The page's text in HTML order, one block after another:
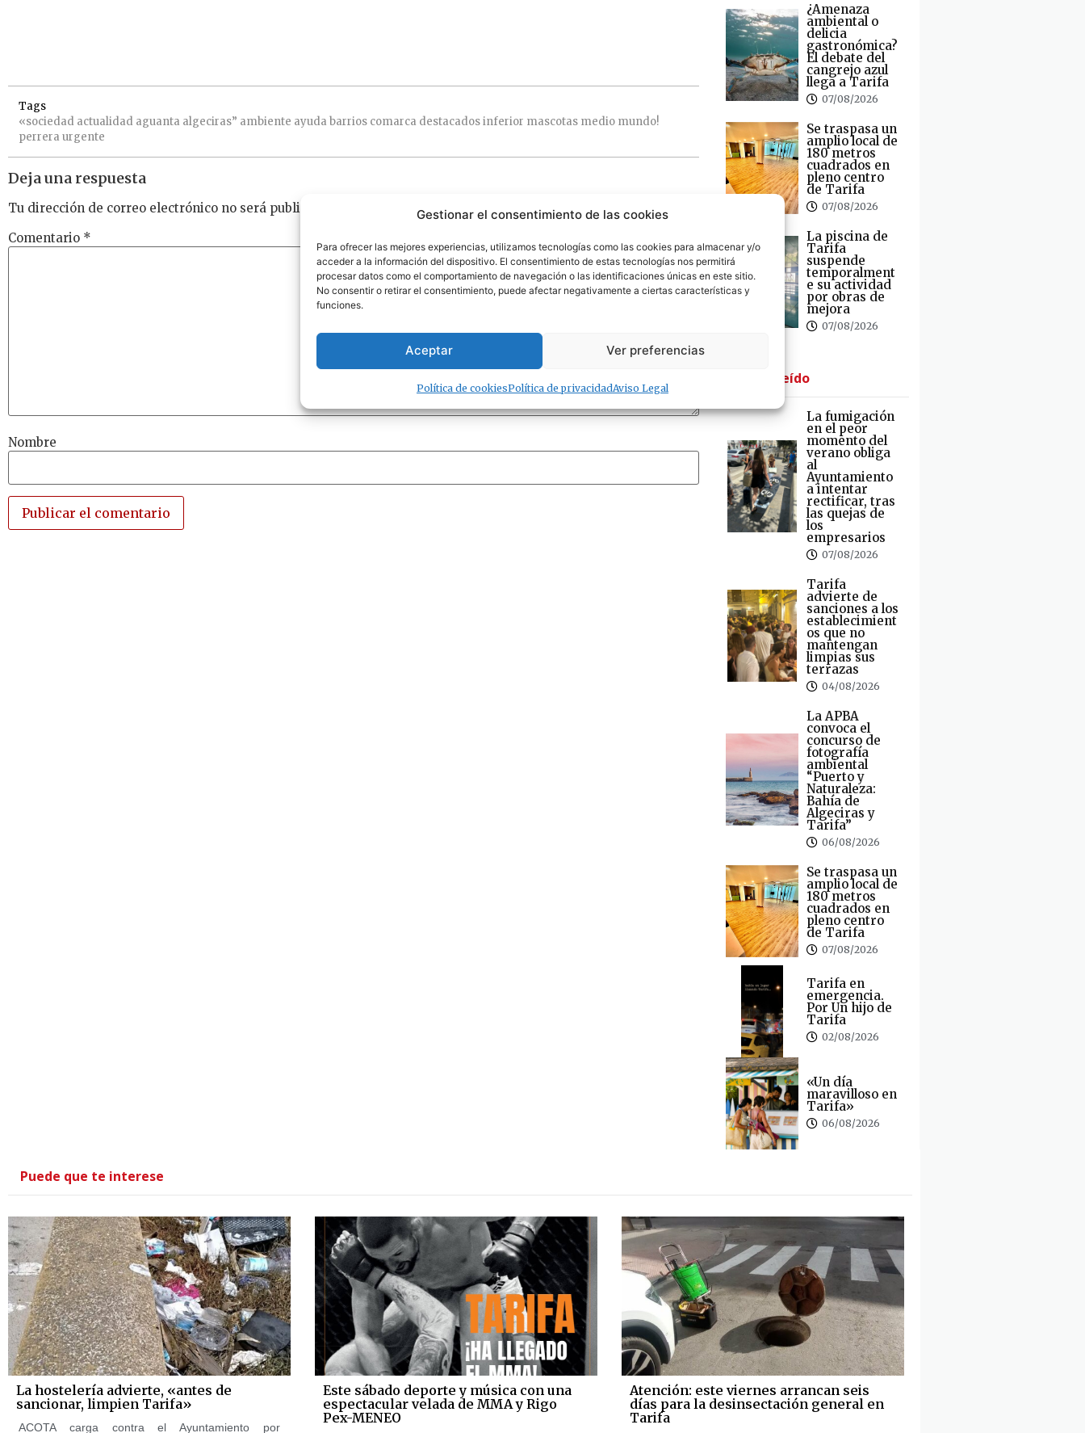
Gestionar el consentimiento de las cookies
Para ofrecer las mejores experiencias, utilizamos tecnologías como las cookies para almacenar y/o
acceder a la información del dispositivo. El consentimiento de estas tecnologías nos permitirá
procesar datos como el comportamiento de navegación o las identificaciones únicas en este sitio.
No consentir o retirar el consentimiento, puede afectar negativamente a ciertas características y
funciones.
Aceptar Ver preferencias
Política de cookiesPolítica de privacidadAviso Legal
Tags
«sociedad actualidad aguanta algeciras” ambiente ayuda barrios comarca destacadosinferior mascotas medio mundo!
perrera urgente
Deja una respuesta
Tu dirección de correo electrónico no será publicada. Los campos obligatorios están marcados con
Comentario *
Nombre
¿Amenaza
ambiental o
delicia
gastronómica?
El debate del
cangrejo azul
llega a Tarifa
07/08/2026
Se traspasa un
amplio local de
180 metros
cuadrados en
pleno centro
de Tarifa
07/08/2026
La piscina de
Tarifa
suspende
temporalment
e su actividad
por obras de
mejora
07/08/2026
· Lo + Leído
La fumigación
en el peor
momento del
verano obliga
al
Ayuntamiento
a intentar
rectificar, tras
las quejas de
los
empresarios
07/08/2026
Tarifa
advierte de
sanciones a los
establecimient
os que no
mantengan
limpias sus
terrazas
04/08/2026
La APBA
convoca el
concurso de
fotografía
ambiental
“Puerto y
Naturaleza:
Bahía de
Algeciras y
Tarifa”
06/08/2026
Se traspasa un
amplio local de
180 metros
cuadrados en
pleno centro
de Tarifa
07/08/2026
Tarifa en
emergencia.
Por Un hijo de
Tarifa
02/08/2026
«Un día
maravilloso en
Tarifa»
06/08/2026
Puede que te interese
La hostelería advierte, «antes de
sancionar, limpien Tarifa»
ACOTA carga contra el Ayuntamiento por
Este sábado deporte y música con una
espectacular velada de MMA y Rigo
Pex-MENEO
Atención: este viernes arrancan seis
días para la desinsectación general en
Tarifa